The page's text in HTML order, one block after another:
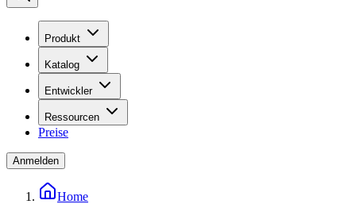
Produkt
Katalog
Entwickler
Ressourcen
Preise
Anmelden
Home